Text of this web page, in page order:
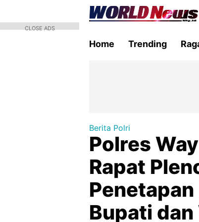
Home Trending
Berita Polri
Polres
Rapat
Bupati
CLOSE ADS